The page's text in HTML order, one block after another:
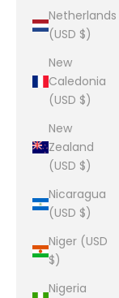
Netherlands
(USD $)
New
Caledonia
(USD $)
New
Zealand
(USD $)
Nicaragua
(USD $)
Niger (USD
$)
Nigeria